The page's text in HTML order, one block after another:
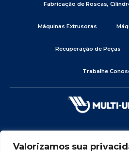
Valorizamos sua
Fabricação de Roscas,
Máquinas Extrusoras
Recuperação de Peças
Trabalhe